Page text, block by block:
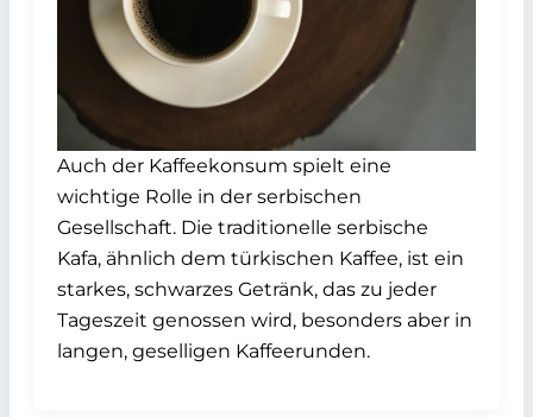
Auch der Kaffeekonsum spielt eine
wichtige Rolle in der serbischen
Gesellschaft. Die traditionelle serbische
Kafa, ähnlich dem türkischen Kaffee, ist ein
starkes, schwarzes Getränk, das zu jeder
Tageszeit genossen wird, besonders aber in
langen, geselligen Kaffeerunden.